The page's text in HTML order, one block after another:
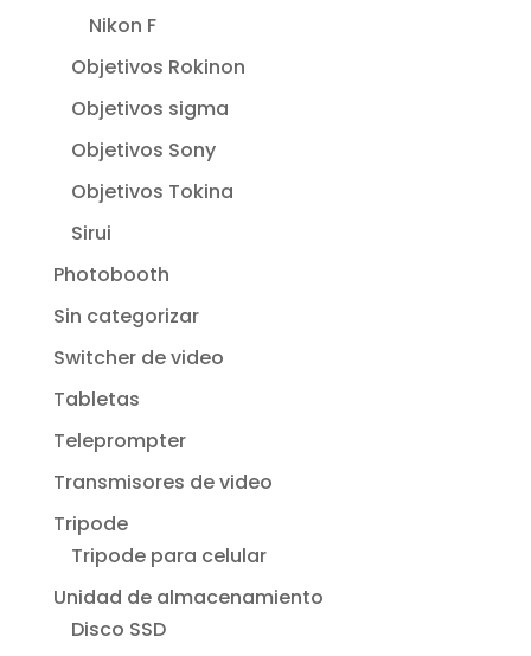
Nikon F
Objetivos Rokinon
Objetivos sigma
Objetivos Sony
Objetivos Tokina
Sirui
Photobooth
Sin categorizar
Switcher de video
Tabletas
Teleprompter
Transmisores de video
Tripode
Tripode para celular
Unidad de almacenamiento
Disco SSD